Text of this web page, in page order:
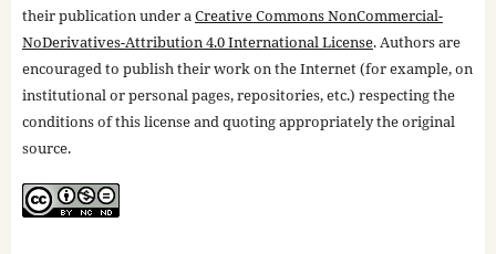
their publication under aCreative Commons NonCommercial-
NoDerivatives-Attribution 4.0 International License. Authors are
encouraged to publish their work on the Internet (for example, on
institutional or personal pages, repositories, etc.) respecting the
conditions of this license and quoting appropriately the original
source.